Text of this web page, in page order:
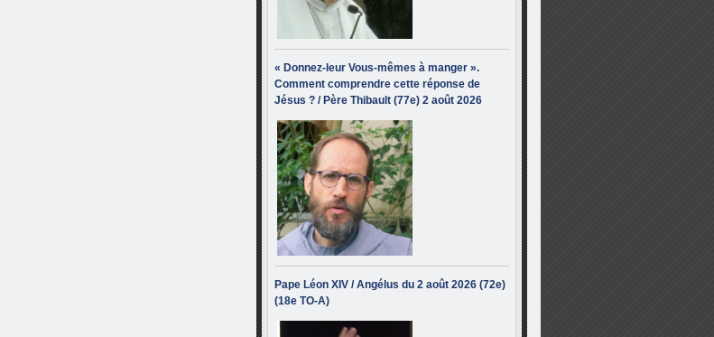
« Donnez-leur Vous-mêmes à manger ».
Comment comprendre cette réponse de
Jésus ? / Père Thibault (77e) 2 août 2026
Pape Léon XIV / Angélus du 2 août 2026 (72e)
(18e TO-A)